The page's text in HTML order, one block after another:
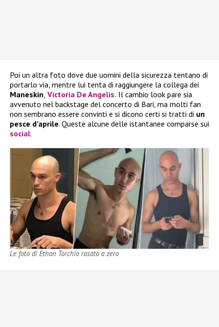
Poi un altra foto dove due uomini della sicurezza tentano di
portarlo via, mentre lui tenta di raggiungere la collega dei
Maneskin, Victoria De Angelis. Il cambio look pare sia
avvenuto nel backstage del concerto di Bari, ma molti fan
non sembrano essere convinti e si dicono certi si tratti di un
pesce d’aprile. Queste alcune delle istantanee comparse sui
social.
Le foto di Ethan Torchio rasato a zero